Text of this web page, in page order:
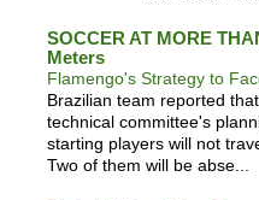
SOCCER AT MORE
Meters
Flamengo's Strategy to
Brazilian team reported
technical committee's
starting players will not
Two of them will be abse...